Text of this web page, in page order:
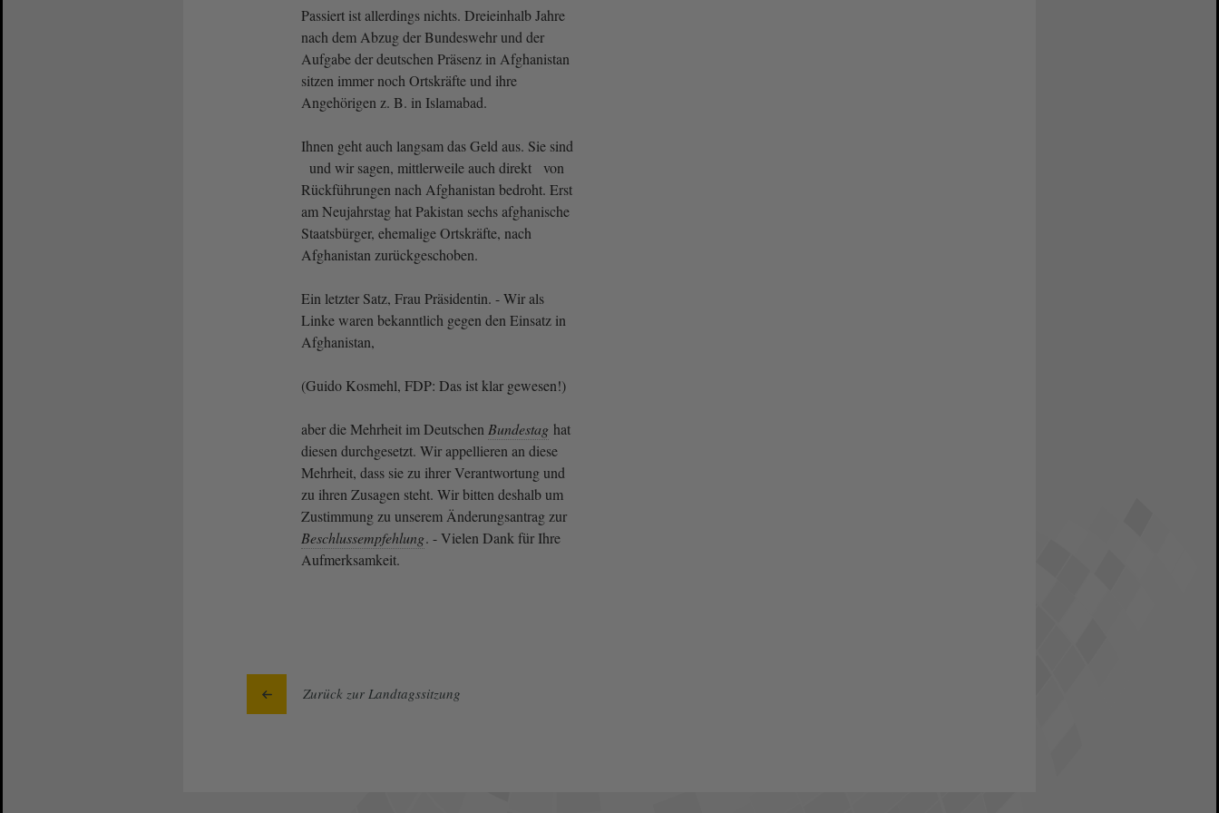
Passiert ist allerdings nichts. Dreieinhalb Jahre
nach dem Abzug der Bundeswehr und der
Aufgabe der deutschen Präsenz in Afghanistan
sitzen immer noch Ortskräfte und ihre
Angehörigen z. B. in Islamabad.
Ihnen geht auch langsam das Geld aus. Sie sind
und wir sagen, mittlerweile auch direkt von
Rückführungen nach Afghanistan bedroht. Erst
am Neujahrstag hat Pakistan sechs afghanische
Staatsbürger, ehemalige Ortskräfte, nach
Afghanistan zurückgeschoben.
Ein letzter Satz, Frau Präsidentin. - Wir als
Linke waren bekanntlich gegen den Einsatz in
Afghanistan,
(Guido Kosmehl, FDP: Das ist klar gewesen!)
aber die Mehrheit im Deutschen Bundestag hat
diesen durchgesetzt. Wir appellieren an diese
Mehrheit, dass sie zu ihrer Verantwortung und
zu ihren Zusagen steht. Wir bitten deshalb um
Zustimmung zu unserem Änderungsantrag zur
Beschlussempfehlung. - Vielen Dank für Ihre
Aufmerksamkeit.
Zurück zur Landtagssitzung